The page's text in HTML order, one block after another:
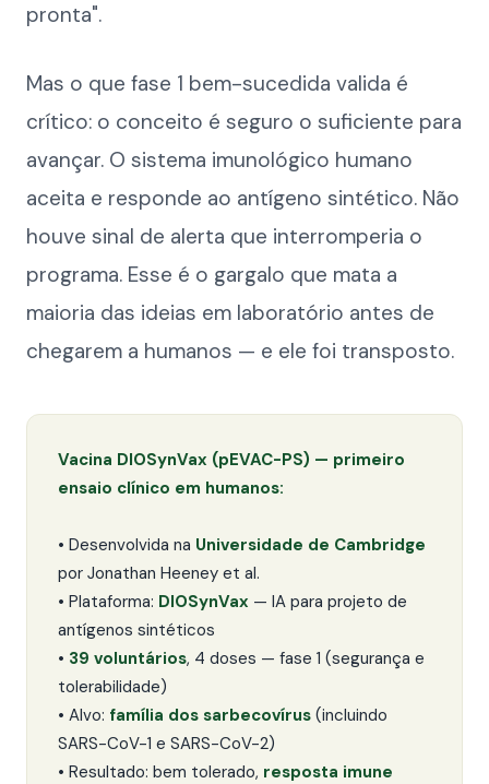
pronta".
Mas o que fase 1 bem-sucedida valida é
crítico: o conceito é seguro o suficiente para
avançar. O sistema imunológico humano
aceita e responde ao antígeno sintético. Não
houve sinal de alerta que interromperia o
programa. Esse é o gargalo que mata a
maioria das ideias em laboratório antes de
chegarem a humanos — e ele foi transposto.
Vacina DIOSynVax (pEVAC-PS) — primeiro
ensaio clínico em humanos:
• Desenvolvida na Universidade de Cambridge
por Jonathan Heeney et al.
• Plataforma: DIOSynVax — IA para projeto de
antígenos sintéticos
• 39 voluntários, 4 doses — fase 1 (segurança e
tolerabilidade)
• Alvo: família dos sarbecovírus (incluindo
SARS-CoV-1 e SARS-CoV-2)
• Resultado: bem tolerado, resposta imune